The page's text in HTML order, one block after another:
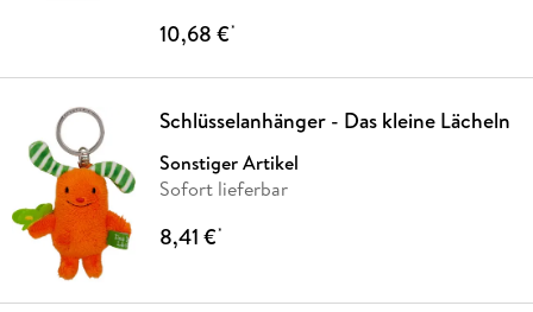
10,68 €*
Schlüsselanhänger - Das kleine Lächeln
Sonstiger Artikel
Sofort lieferbar
8,41 €*